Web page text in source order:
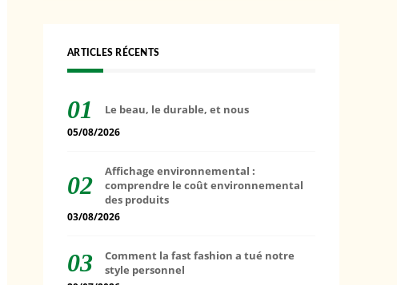
ARTICLES RÉCENTS
Le beau, le durable, et nous
05/08/2026
Affichage environnemental :
comprendre le coût environnemental
des produits
03/08/2026
Comment la fast fashion a tué notre
style personnel